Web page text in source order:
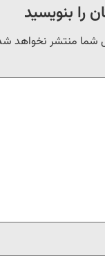
را بنویسید
شما منتشر نخواهد